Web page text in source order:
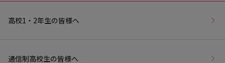
高校1・2年生の皆様へ
通信制高校生の皆様へ